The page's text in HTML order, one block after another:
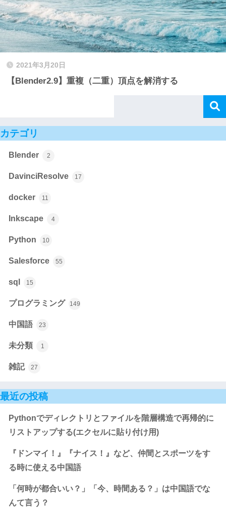
2021年3月20日
【Blender2.9】重複（二重）頂点を解消する
カテゴリ
Blender 2
DavinciResolve 17
docker 11
Inkscape 4
Python 10
Salesforce 55
sql 15
プログラミング 149
中国語 23
未分類 1
雑記 27
最近の投稿
Pythonでディレクトリとファイルを階層構造で再帰的に
リストアップする(エクセルに貼り付け用)
『ドンマイ！』『ナイス！』など、仲間とスポーツをす
る時に使える中国語
「何時が都合いい？」「今、時間ある？」は中国語でな
んて言う？